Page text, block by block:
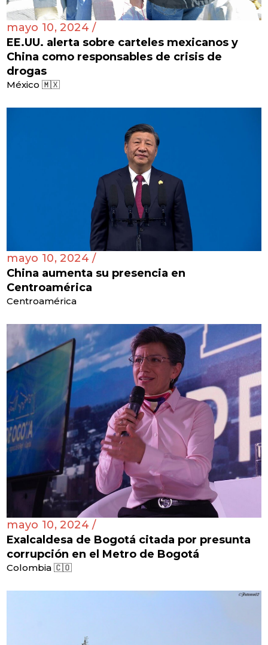
mayo 10, 2024 /
EE.UU. alerta sobre carteles mexicanos y
China como responsables de crisis de
drogas
México 🇲🇽
mayo 10, 2024 /
China aumenta su presencia en
Centroamérica
Centroamérica
mayo 10, 2024 /
Exalcaldesa de Bogotá citada por presunta
corrupción en el Metro de Bogotá
Colombia 🇨🇴